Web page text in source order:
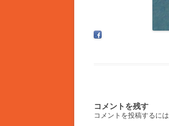
コメントを残す
コメントを投稿するには